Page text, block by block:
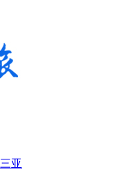
三亚